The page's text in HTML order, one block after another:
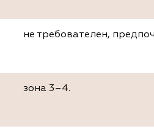
не требователен,
зона 3–4.